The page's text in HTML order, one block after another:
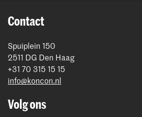
Contact
Spuiplein 150
2511 DG Den Haag
+31 70 315 15 15
info@koncon.nl
Volg ons